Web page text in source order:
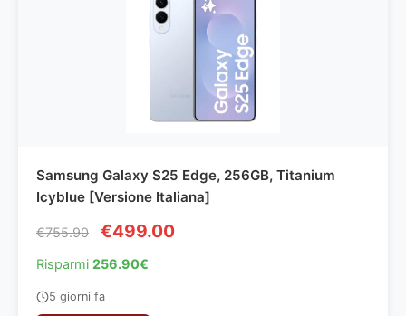
Samsung Galaxy S25 Edge, 256GB, Titanium
Icyblue [Versione Italiana]
€755.90 €499.00
Risparmi 256.90€
5 giorni fa